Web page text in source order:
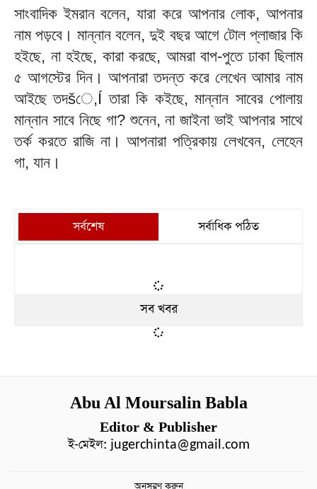
সাংবাদিক ইমরান বলেন, যারা করে আপনার লোক, আপনার
নাম পড়বে। মান্নান বলেন, দুই বছর আগে টোল প্লাজার কি
হইছে, না হইছে, কারা করছে, আমরা বাপ-পুতে ঢাকা ছিলাম
৫ আগস্টের দিন। আপনারা তদন্ত করে লেখেন আমার নাম
আইছে তদšে,Í তারা কি কইছে, মান্নান সাবের পোলায়
মান্নান সাবে নিছে গা? শুনেন, না জাইনা ভাই আপনার সাথে
তর্ক করতে রাজি না। আপনারা পত্রিকায় লেখবেন, লেহেন
গা, যান।
সর্বশেষ সর্বাধিক পঠিত
সব খবর
Abu Al Moursalin Babla
Editor & Publisher
ই-মেইল: jugerchinta@gmail.com